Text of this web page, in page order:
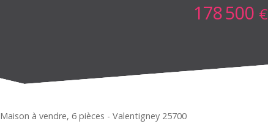
178 500 €
Maison à vendre, 6 pièces - Valentigney 25700